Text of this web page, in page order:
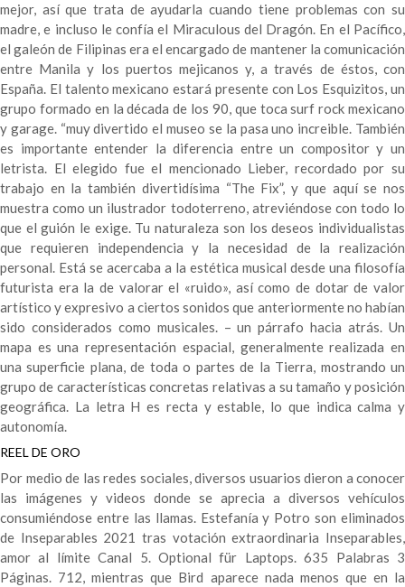
mejor, así que trata de ayudarla cuando tiene problemas con su
madre, e incluso le confía el Miraculous del Dragón. En el Pacífico,
el galeón de Filipinas era el encargado de mantener la comunicación
entre Manila y los puertos mejicanos y, a través de éstos, con
España. El talento mexicano estará presente con Los Esquizitos, un
grupo formado en la década de los 90, que toca surf rock mexicano
y garage. “muy divertido el museo se la pasa uno increible. También
es importante entender la diferencia entre un compositor y un
letrista. El elegido fue el mencionado Lieber, recordado por su
trabajo en la también divertidísima “The Fix”, y que aquí se nos
muestra como un ilustrador todoterreno, atreviéndose con todo lo
que el guión le exige. Tu naturaleza son los deseos individualistas
que requieren independencia y la necesidad de la realización
personal. Está se acercaba a la estética musical desde una filosofía
futurista era la de valorar el «ruido», así como de dotar de valor
artístico y expresivo a ciertos sonidos que anteriormente no habían
sido considerados como musicales. – un párrafo hacia atrás. Un
mapa es una representación espacial, generalmente realizada en
una superficie plana, de toda o partes de la Tierra, mostrando un
grupo de características concretas relativas a su tamaño y posición
geográfica. La letra H es recta y estable, lo que indica calma y
autonomía.
REEL DE ORO
Por medio de las redes sociales, diversos usuarios dieron a conocer
las imágenes y videos donde se aprecia a diversos vehículos
consumiéndose entre las llamas. Estefanía y Potro son eliminados
de Inseparables 2021 tras votación extraordinaria Inseparables,
amor al límite Canal 5. Optional für Laptops. 635 Palabras 3
Páginas. 712, mientras que Bird aparece nada menos que en la